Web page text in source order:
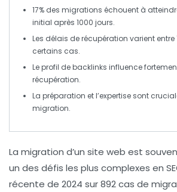
17% des migrations échouent à
initial après 1000 jours.
Les délais de récupération varient entre
certains cas.
Leprofil de backlinks influence
récupération.
La préparation et l’expertise sont
migration.
La migration d’un site web est
un des défis les plus complexes en
récente de 2024 sur 892 cas de